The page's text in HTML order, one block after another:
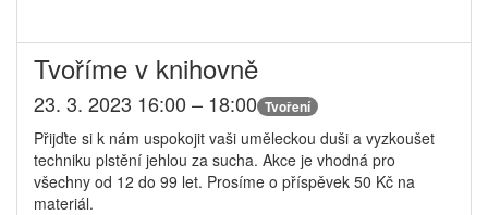
Tvoříme v knihovně
23. 3. 2023 16:00 – 18:00 Tvoření
Přijďte si k nám uspokojit vaši uměleckou duši a vyzkoušet
techniku plstění jehlou za sucha. Akce je vhodná pro
všechny od 12 do 99 let. Prosíme o příspěvek 50 Kč na
materiál.